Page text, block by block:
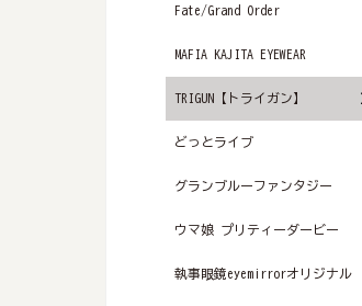
Fate/Grand Order
MAFIA KAJITA EYEWEAR
TRIGUN【トライガン】
どっとライブ
グランブルーファンタジー
ウマ娘 プリティーダービー
執事眼鏡eyemirrorオリジナル